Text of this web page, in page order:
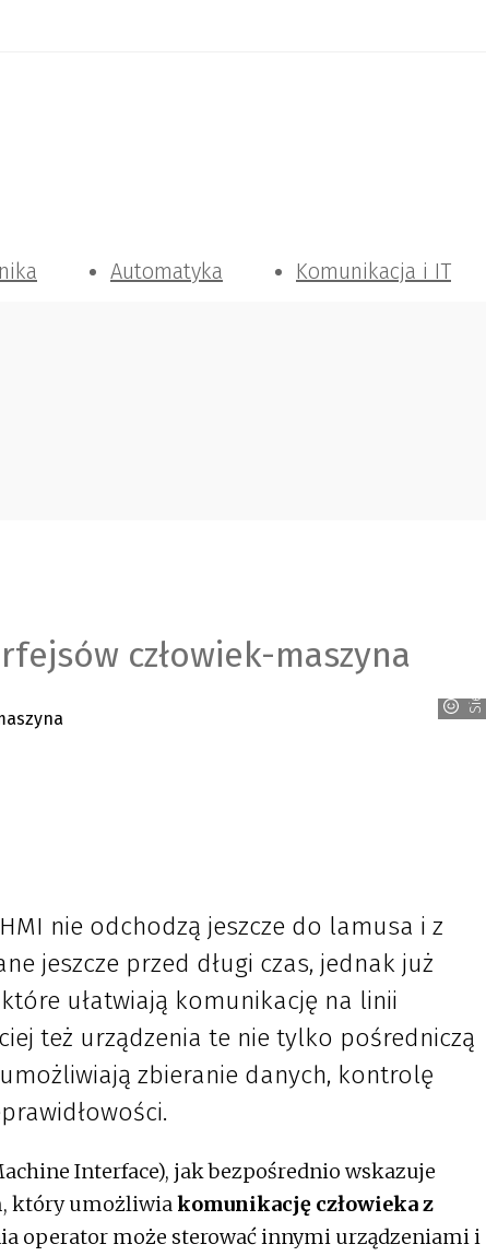
Automatyka Komunikacja i IT
człowiek-maszyna
Siemens
nie odchodzą jeszcze do lamusa i z
jeszcze przed długi czas, jednak już
ułatwiają komunikację na linii
też urządzenia te nie tylko pośredniczą
zbieranie danych, kontrolę
Interface), jak bezpośrednio wskazuje
który umożliwiakomunikację człowieka z
operator może sterować innymi urządzeniami i